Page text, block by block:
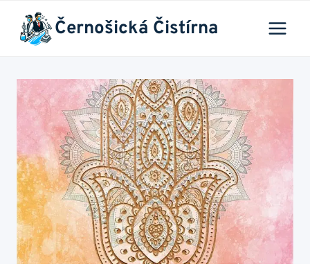
Přeskočit
obsah
Černošická Čistírna